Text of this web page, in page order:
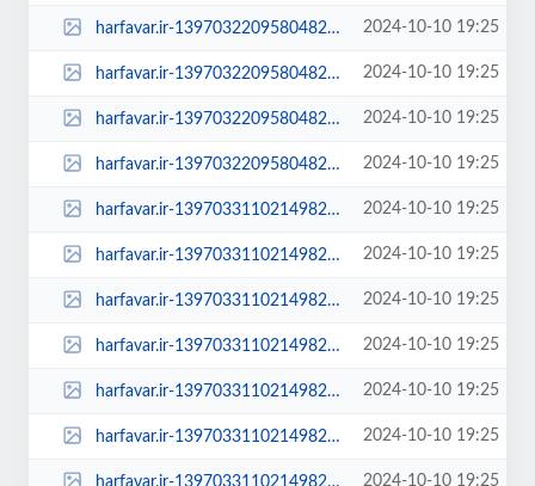
harfavar.ir-1397032209580482014401944-450x300.jpg 2024-10-10 19:25
harfavar.ir-1397032209580482014401944-600x400.jpg 2024-10-10 19:25
harfavar.ir-1397032209580482014401944-768x535.jpg 2024-10-10 19:25
harfavar.ir-1397032209580482014401944.jpg 2024-10-10 19:25
harfavar.ir-1397033110214982314494344-100x70.jpg 2024-10-10 19:25
harfavar.ir-1397033110214982314494344-250x150.jpg 2024-10-10 19:25
harfavar.ir-1397033110214982314494344-300x209.jpg 2024-10-10 19:25
harfavar.ir-1397033110214982314494344-450x300.jpg 2024-10-10 19:25
harfavar.ir-1397033110214982314494344-600x400.jpg 2024-10-10 19:25
harfavar.ir-1397033110214982314494344-768x535.jpg 2024-10-10 19:25
harfavar.ir-1397033110214982314494344.jpg 2024-10-10 19:25